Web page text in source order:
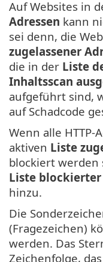
Auf Websites in
Adressen kann
sei denn, die
zugelassener
die in der Liste
Inhaltsscan
aufgeführt sind,
auf Schadcode
Wenn alle
aktiven Liste
blockiert werden
Liste blockierter
hinzu.
Die
(Fragezeichen)
werden. Das
Zeichenfolge,